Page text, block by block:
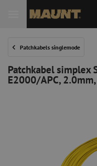
Patchkabels singlemode
Patchkabel simplex
E2000/APC,